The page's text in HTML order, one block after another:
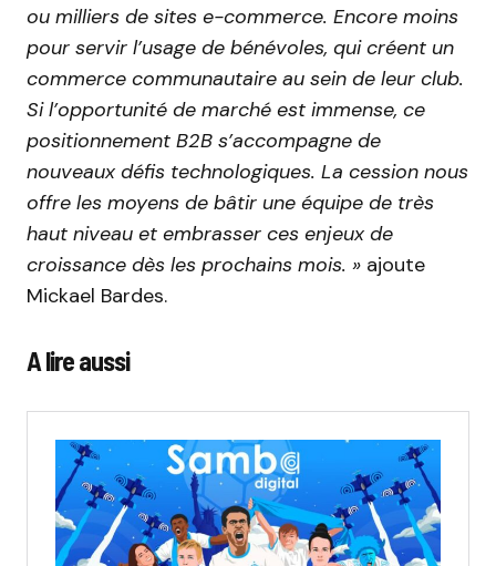
ou milliers de sites e-commerce. Encore moins
pour servir l’usage de bénévoles, qui créent un
commerce communautaire au sein de leur club.
Si l’opportunité de marché est immense, ce
positionnement B2B s’accompagne de
nouveaux défis technologiques. La cession nous
offre les moyens de bâtir une équipe de très
haut niveau et embrasser ces enjeux de
croissance dès les prochains mois. » ajoute
Mickael Bardes.
A lire aussi